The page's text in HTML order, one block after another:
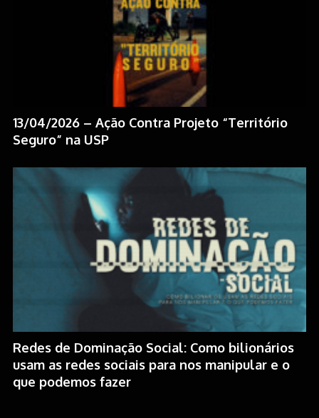
13/04/2026 – Ação Contra Projeto “Território
Seguro” na USP
Redes de Dominação Social: Como bilionários
usam as redes sociais para nos manipular e o
que podemos fazer